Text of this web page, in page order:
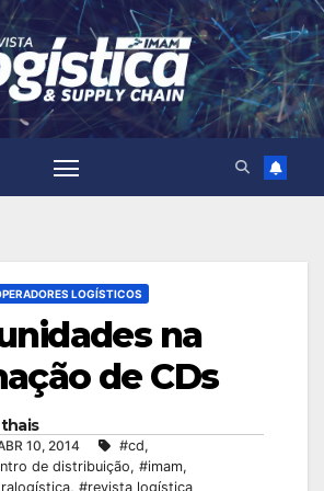
LOGÍSTICOS
na
de CDs
thais
10, 2014 #cd,
de distribuição, #imam,
, #revista logística